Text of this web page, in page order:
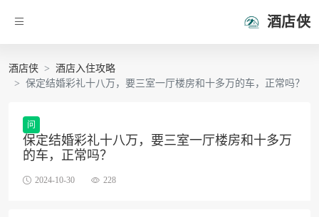
酒店侠
酒店侠
酒店入住攻略
保定结婚彩礼十八万，要三室一厅楼房和十多万的车，正常吗？
问
保定结婚彩礼十八万，要三室一厅楼房和十多万
的车，正常吗？
2024-10-30 228